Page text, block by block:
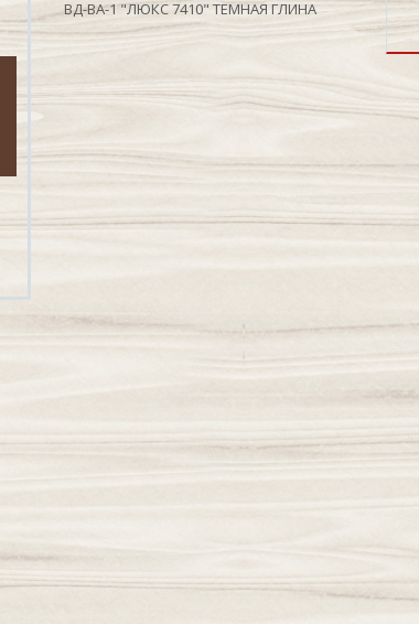
ВД-ВА-1 "ЛЮКС 7410" ТЕМНАЯ ГЛИНА